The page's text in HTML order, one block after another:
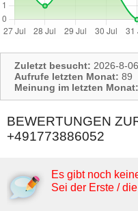
Zuletzt besucht: 2026-8-06
Aufrufe letzten Monat: 89
Meinung im letzten Monat:
BEWERTUNGEN
+491773886052
Es gibt noch
Sei der Erste /